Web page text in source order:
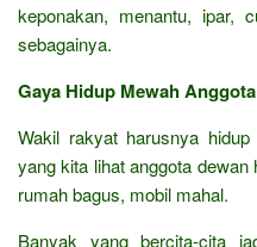
keponakan, menantu, ipar,
sebagainya.
Gaya Hidup Mewah
Wakil rakyat harusnya
yang kita lihat anggota
rumah bagus, mobil mahal.
Banyak yang bercita-cita